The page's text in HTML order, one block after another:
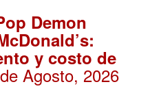
Demon
y costo de
Agosto, 2026